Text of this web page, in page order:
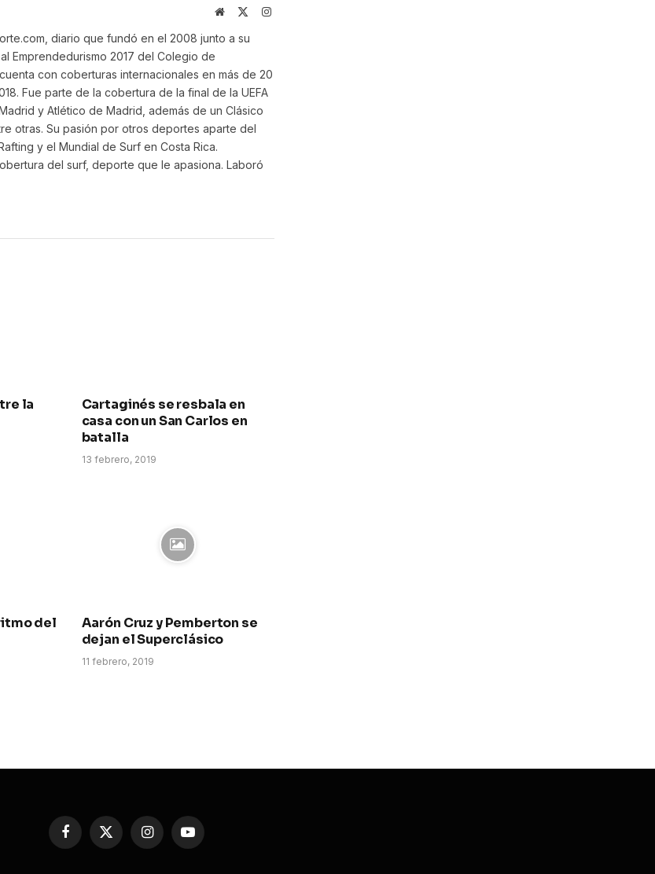
Website Instagram
diario que fundó en el 2008 junto a su
Emprendedurismo 2017 del Colegio de
con coberturas internacionales en más de 20
Fue parte de la cobertura de la final de la UEFA
y Atlético de Madrid, además de un Clásico
otras. Su pasión por otros deportes aparte del
y el Mundial de Surf en Costa Rica.
del surf, deporte que le apasiona. Laboró
la
Cartaginés se resbala en
casa con un San Carlos en
batalla
13 febrero, 2019
del
Aarón Cruz y Pemberton se
dejan el Superclásico
11 febrero, 2019
Facebook
X
InstagramYouTube